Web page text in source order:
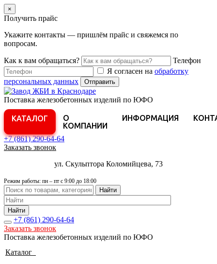
×
Получить прайс
Укажите контакты — пришлём прайс и свяжемся по
вопросам.
Как к вам обращаться?
Телефон
Я согласен на обработку
персональных данных
Отправить
Поставка железобетонных изделий по ЮФО
КАТАЛОГ
О
КОМПАНИИ
ИНФОРМАЦИЯ
+7 (861)290-64-64
Заказать звонок
ул. Скульптора Коломийцева, 73
Режим работы: пн – пт с 9:00 до 18:00
Найти
Найти
+7 (861) 290-64-64
Заказать звонок
Поставка железобетонных изделий по ЮФО
Каталог